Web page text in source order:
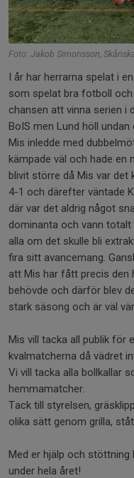
Foto: Jakob Simonsson,
I år har herrarna spelat i
som spelat bra fotboll
chansen att vinna serien i
BoIS men Lund höll
Mis inledde med
kämpade väl och hade
blivit större då Mis var det
4-1 och därefter väntade
där var det aldrig något
dominanta och vann
alla om det skulle bli
fira sitt avancemang.
att Mis har fått precis den
behövde och därför blev
stark säsong och är väl
Mis vill tacka all publik för
kvalmatcherna då vädret
Vi vill tacka alla bollkallar
hemmamatcher.
Tack till styrelsen,
olika sätt genom grilla,
Med er hjälp och
under hela året!